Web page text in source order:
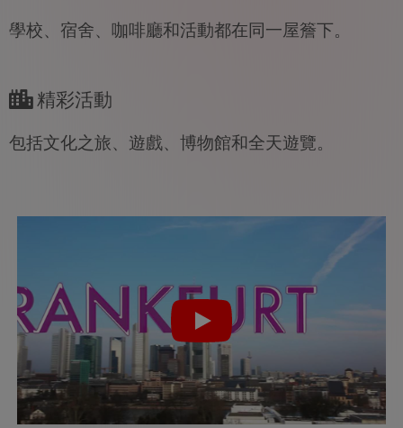
學校、宿舍、咖啡廳和活動都在同一屋簷下。
精彩活動
包括文化之旅、遊戲、博物館和全天遊覽。